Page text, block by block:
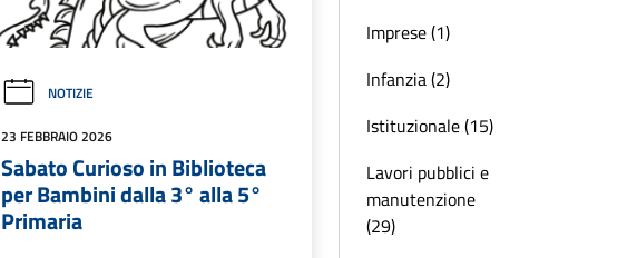
NOTIZIE
23 FEBBRAIO 2026
Sabato Curioso in Biblioteca
per Bambini dalla 3° alla 5°
Primaria
Imprese (1)
Infanzia (2)
Istituzionale (15)
Lavori pubblici e
manutenzione
(29)